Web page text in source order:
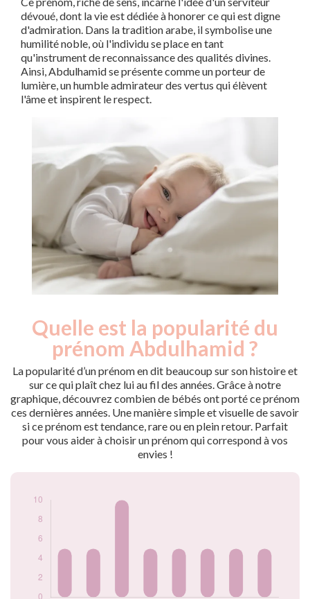
dévoué, dont la vie est dédiée à honorer ce qui est digne
d'admiration. Dans la tradition arabe, il symbolise une
humilité noble, où l'individu se place en tant
qu'instrument de reconnaissance des qualités divines.
Ainsi, Abdulhamid se présente comme un porteur de
lumière, un humble admirateur des vertus qui élèvent
l'âme et inspirent le respect.
Quelle est la popularité du
prénom Abdulhamid ?
La popularité d’un prénom en dit beaucoup sur son histoire et
sur ce qui plaît chez lui au fil des années. Grâce à notre
graphique, découvrez combien de bébés ont porté ce prénom
ces dernières années. Une manière simple et visuelle de savoir
si ce prénom est tendance, rare ou en plein retour. Parfait
pour vous aider à choisir un prénom qui correspond à vos
envies !
prénom
Année
Nouveaux-
nés
2016
5
2017
10
2018
5
2019
5
2020
5
2021
5